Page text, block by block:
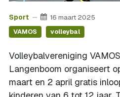
Sport 16 maart 2025
VAMOS volleybal
Volleybalvereniging
Langenboom organiseert
maart en 2 april gratis